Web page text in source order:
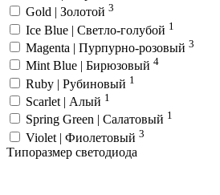
Gold | Золотой 3
Ice Blue | Светло-голубой 1
Magenta | Пурпурно-розовый 3
Mint Blue | Бирюзовый 4
Ruby | Рубиновый 1
Scarlet | Алый 1
Spring Green | Салатовый 1
Violet | Фиолетовый 3
Типоразмер светодиода